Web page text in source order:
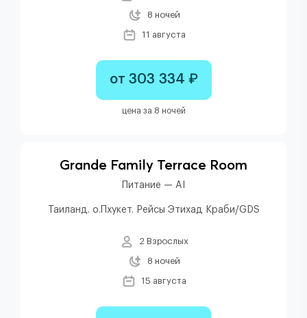
8 ночей
11 августа
от 303 334 ₽
цена за 8 ночей
Grande Family Terrace Room
Питание — AI
Таиланд. о.Пхукет. Рейсы Этихад Краби/GDS
2 Взрослых
8 ночей
15 августа